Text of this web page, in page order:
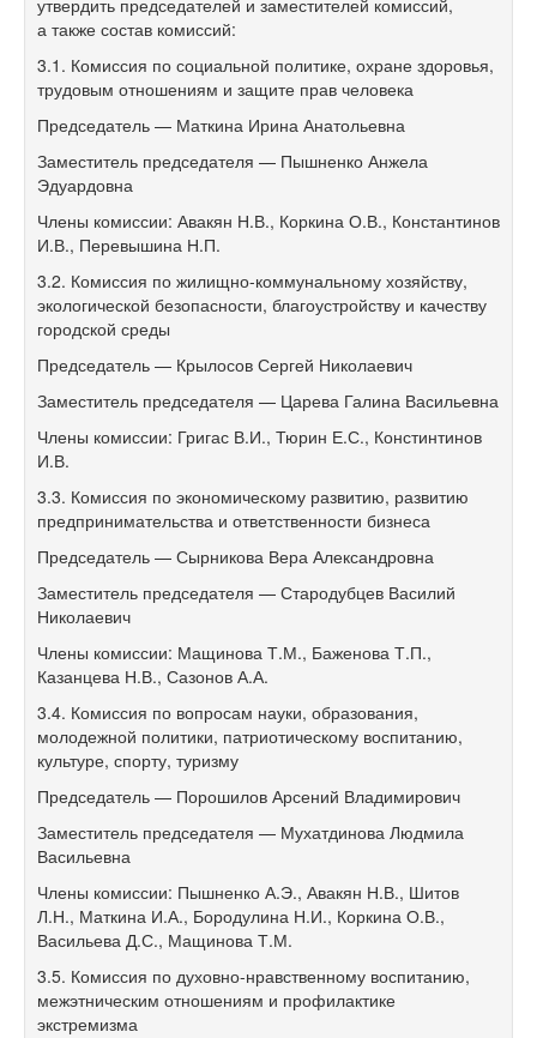
утвердить председателей и заместителей комиссий,
а также состав комиссий:
3.1. Комиссия по социальной политике, охране здоровья,
трудовым отношениям и защите прав человека
Председатель — Маткина Ирина Анатольевна
Заместитель председателя — Пышненко Анжела
Эдуардовна
Члены комиссии: Авакян Н.В., Коркина О.В., Константинов
И.В., Перевышина Н.П.
3.2. Комиссия по жилищно-коммунальному хозяйству,
экологической безопасности, благоустройству и качеству
городской среды
Председатель — Крылосов Сергей Николаевич
Заместитель председателя — Царева Галина Васильевна
Члены комиссии: Григас В.И., Тюрин Е.С., Констинтинов
И.В.
3.3. Комиссия по экономическому развитию, развитию
предпринимательства и ответственности бизнеса
Председатель — Сырникова Вера Александровна
Заместитель председателя — Стародубцев Василий
Николаевич
Члены комиссии: Мащинова Т.М., Баженова Т.П.,
Казанцева Н.В., Сазонов А.А.
3.4. Комиссия по вопросам науки, образования,
молодежной политики, патриотическому воспитанию,
культуре, спорту, туризму
Председатель — Порошилов Арсений Владимирович
Заместитель председателя — Мухатдинова Людмила
Васильевна
Члены комиссии: Пышненко А.Э., Авакян Н.В., Шитов
Л.Н., Маткина И.А., Бородулина Н.И., Коркина О.В.,
Васильева Д.С., Мащинова Т.М.
3.5. Комиссия по духовно-нравственному воспитанию,
межэтническим отношениям и профилактике
экстремизма